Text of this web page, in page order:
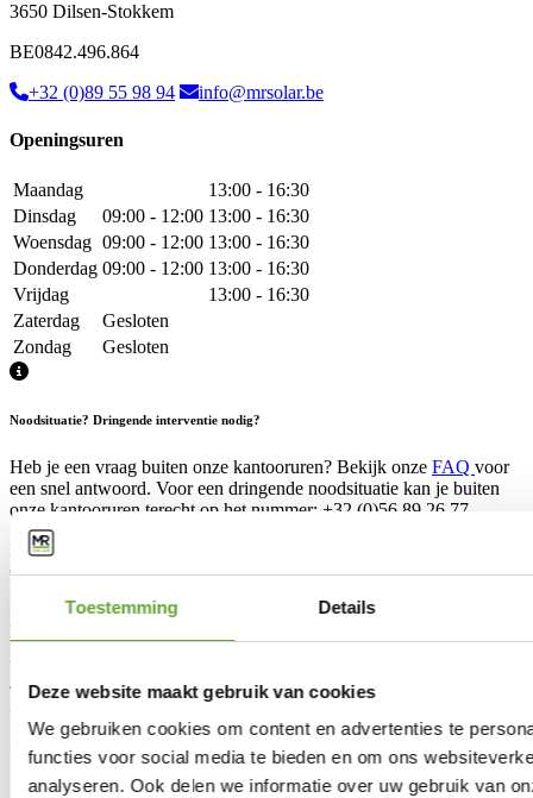
Toestemming Details
Deze website maakt gebruik van cookies
We gebruiken cookies om content en advertenties te
functies voor social media te bieden en om ons
analyseren. Ook delen we informatie over uw gebruik van
3650 Dilsen-Stokkem
BE0842.496.864
+32 (0)89 55 98 94
info@mrsolar.be
Openingsuren
Maandag
13:00 - 16:30
Dinsdag
09:00 - 12:00 13:00 - 16:30
Woensdag 09:00 - 12:00 13:00 - 16:30
Donderdag 09:00 - 12:00 13:00 - 16:30
Vrijdag
13:00 - 16:30
Zaterdag
Gesloten
Zondag
Gesloten
Noodsituatie? Dringende interventie nodig?
Heb je een vraag buiten onze kantooruren? Bekijk onze FAQ voor
een snel antwoord. Voor een dringende noodsituatie kan je buiten
onze kantooruren terecht op het nummer: +32 (0)56 89 26 77.
Base contact form
Onderwerp *
Bericht *
E-mail *
Voornaam *
Telefoon
Postcode *
Naam *
Straat en huisnummer